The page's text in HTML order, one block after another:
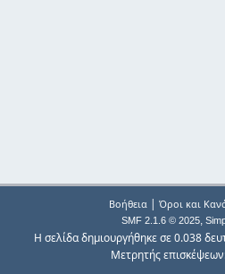
Βοήθεια| Όροι και
SMF 2.1.6 © 2025,
Η σελίδα δημιουργήθηκε σε 0.038
Μετρητής